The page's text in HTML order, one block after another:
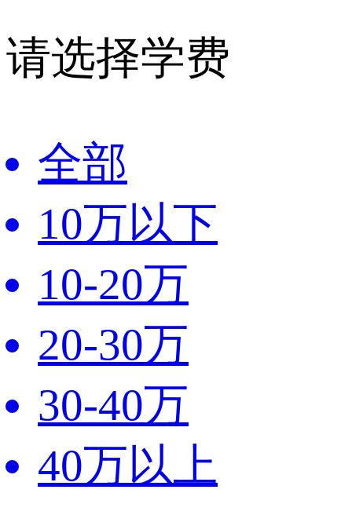
请选择学费
全部
10万以下
10-20万
20-30万
30-40万
40万以上